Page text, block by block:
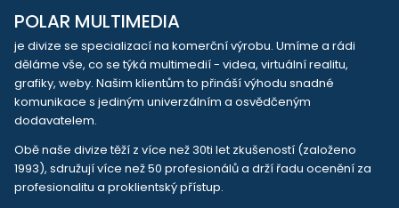
POLAR MULTIMEDIA
je divize se specializací na komerční výrobu. Umíme a rádi
děláme vše, co se týká multimedií - videa, virtuální realitu,
grafiky, weby. Našim klientům to přináší výhodu snadné
komunikace s jediným univerzálním a osvědčeným
dodavatelem.
Obě naše divize těží z více než 30ti let zkušeností (založeno
1993), sdružují více než 50 profesionálů a drží řadu ocenění za
profesionalitu a proklientský přístup.